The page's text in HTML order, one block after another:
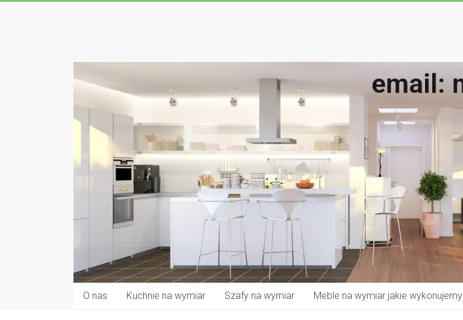
O nas Kuchnie na wymiar Szafy na wymiar Meble na wymiar jakie wykonujemy